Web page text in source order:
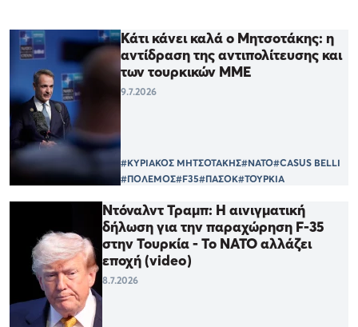
Κάτι κάνει καλά ο Μητσοτάκης: η
αντίδραση της αντιπολίτευσης και
των τουρκικών ΜΜΕ
9.7.2026
#ΚΥΡΙΑΚΟΣ ΜΗΤΣΟΤΑΚΗΣ#ΝΑΤΟ#CASUS BELLI
#ΠΟΛΕΜΟΣ#F35#ΠΑΣΟΚ#ΤΟΥΡΚΙΑ
Ντόναλντ Τραμπ: Η αινιγματική
δήλωση για την παραχώρηση F-35
στην Τουρκία - Το ΝΑΤΟ αλλάζει
εποχή (video)
8.7.2026